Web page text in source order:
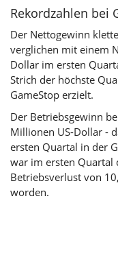
Rekordzahlen bei
Der Nettogewinn
verglichen mit einem
Dollar im ersten
Strich der höchste
GameStop erzielt.
Der Betriebsgewinn
Millionen US-Dollar -
ersten Quartal in der
war im ersten Quartal
Betriebsverlust von
worden.